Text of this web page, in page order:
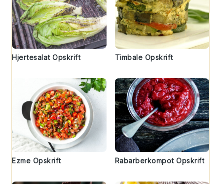
Hjertesalat Opskrift Timbale Opskrift
Ezme Opskrift Rabarberkompot Opskrift